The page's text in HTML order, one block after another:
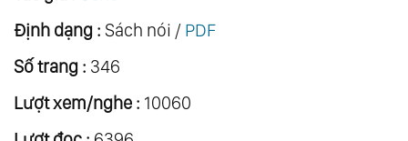
Định dạng : Sách nói / PDF
Số trang : 346
Lượt xem/nghe : 10060